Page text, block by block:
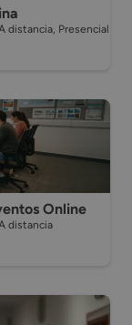
distancia, Presencial
Online
distancia